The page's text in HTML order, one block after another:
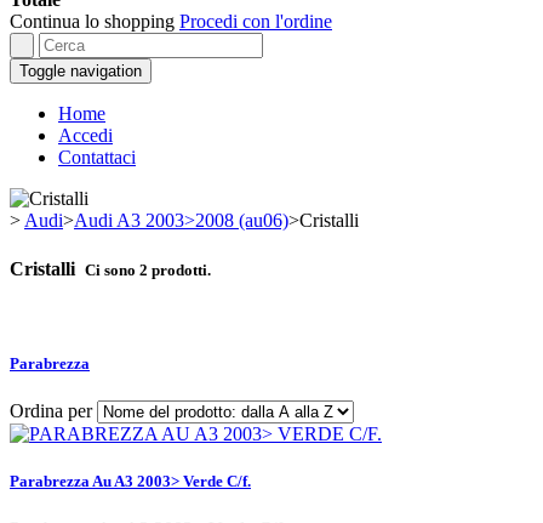
Continua lo shopping Procedi con l'ordine
Toggle navigation
Home
Accedi
Contattaci
>Audi>Audi A3 2003>2008 (au06)>Cristalli
Cristalli Ci sono 2 prodotti.
Parabrezza
Ordina per
Parabrezza Au A3 2003> Verde C/f.